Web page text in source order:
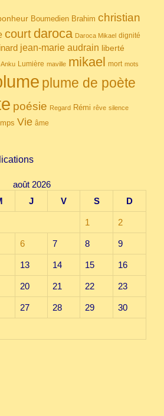
Boumedien Brahim christian
court daroca Daroca Mikael dignité
jean-marie audrain liberté
Anku Lumière maville mikael mort mots
plume de poète
poésie Regard Rémi rêve silence
Vie âme
août 2026
J V S D
1 2
6 7 8 9
13 14 15 16
20 21 22 23
27 28 29 30